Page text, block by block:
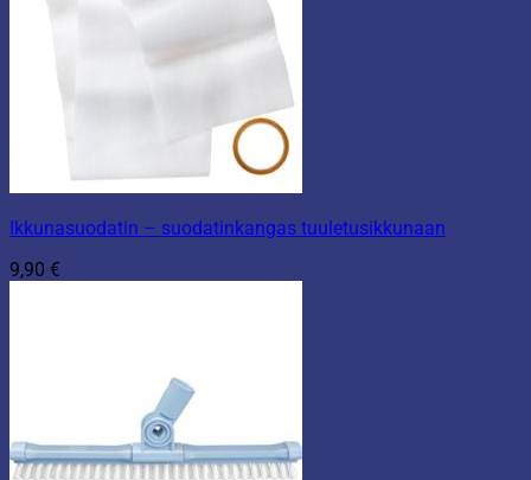
Ikkunasuodatin – suodatinkangas tuuletusikkunaan
9,90 €